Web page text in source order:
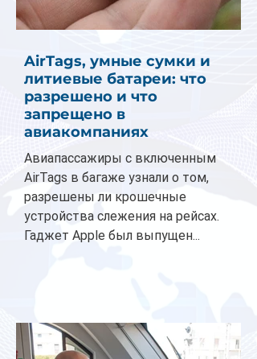
AirTags, умные сумки и
литиевые батареи: что
разрешено и что
запрещено в
авиакомпаниях
Авиапассажиры с включенным
AirTags в багаже узнали о том,
разрешены ли крошечные
устройства слежения на рейсах.
Гаджет Apple был выпущен...